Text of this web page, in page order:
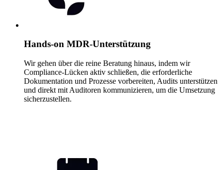
Hands-on MDR-Unterstützung
Wir gehen über die reine Beratung hinaus, indem wir
Compliance-Lücken aktiv schließen, die erforderliche
Dokumentation und Prozesse vorbereiten, Audits unterstützen
und direkt mit Auditoren kommunizieren, um die Umsetzung
sicherzustellen.